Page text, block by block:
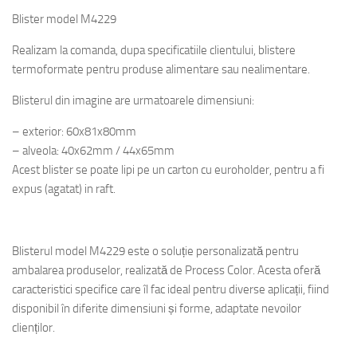
Blister model M4229
Realizam la comanda, dupa specificatiile clientului, blistere
termoformate pentru produse alimentare sau nealimentare.
Blisterul din imagine are urmatoarele dimensiuni:
– exterior: 60x81x80mm
– alveola: 40x62mm / 44x65mm
Acest blister se poate lipi pe un carton cu euroholder, pentru a fi
expus (agatat) in raft.
Blisterul model M4229 este o soluție personalizată pentru
ambalarea produselor, realizată de Process Color. Acesta oferă
caracteristici specifice care îl fac ideal pentru diverse aplicații, fiind
disponibil în diferite dimensiuni și forme, adaptate nevoilor
clienților.